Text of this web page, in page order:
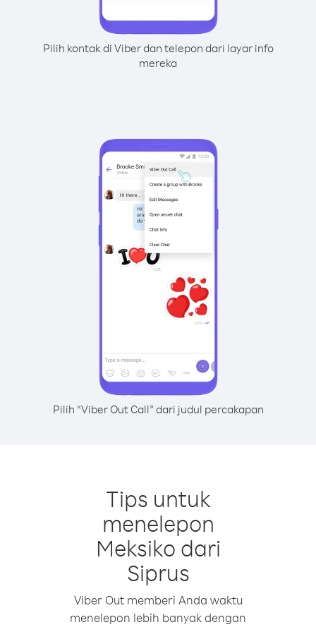
Pilih kontak di Viber dan telepon dari layar info
mereka
Pilih “Viber Out Call” dari judul percakapan
Tips untuk
menelepon
Meksiko dari
Siprus
Viber Out memberi Anda waktu
menelepon lebih banyak dengan